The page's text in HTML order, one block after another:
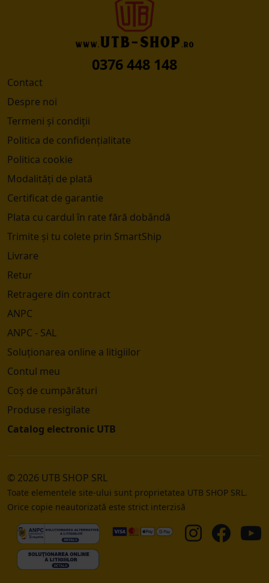
0376 448 148
Contact
Despre noi
Termeni și condiții
Politica de confidențialitate
Politica cookie
Modalități de plată
Certificat de garantie
Plata cu cardul în rate fără dobândă
Trimite și tu colete prin SmartShip
Livrare
Retur
Retragere din contract
ANPC
ANPC - SAL
Soluționarea online a litigiilor
Contul meu
Coș de cumpărături
Produse resigilate
Catalog electronic UTB
© 2026 UTB SHOP SRL
Toate elementele site-ului sunt proprietatea UTB SHOP SRL.
Orice copie neautorizată este strict interzisă